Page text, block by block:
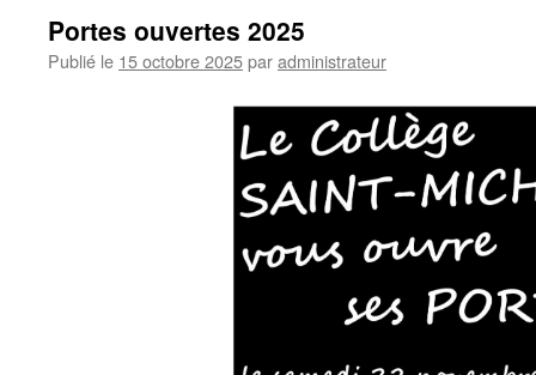
Portes ouvertes 2025
Publié le 15 octobre 2025paradministrateur